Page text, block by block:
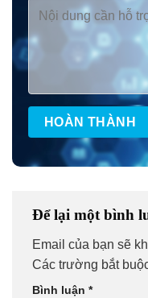
Để lại một bình
Email của bạn sẽ
Các trường bắt
Bình luận *